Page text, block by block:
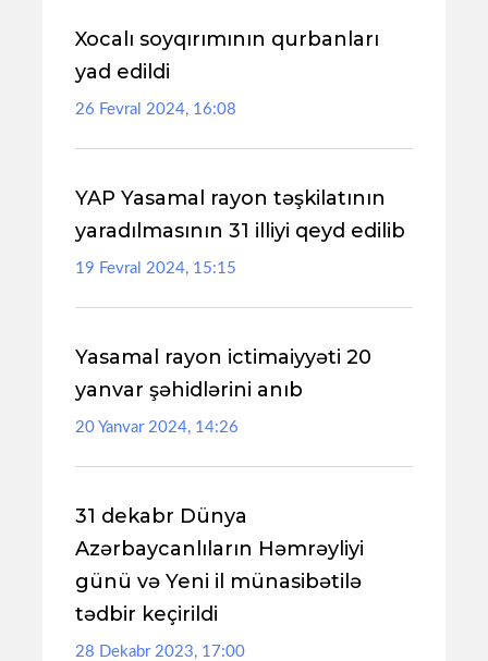
Xocalı soyqırımının qurbanları
yad edildi
26 Fevral 2024, 16:08
YAP Yasamal rayon təşkilatının
yaradılmasının 31 illiyi qeyd edilib
19 Fevral 2024, 15:15
Yasamal rayon ictimaiyyəti 20
yanvar şəhidlərini anıb
20 Yanvar 2024, 14:26
31 dekabr Dünya
Azərbaycanlıların Həmrəyliyi
günü və Yeni il münasibətilə
tədbir keçirildi
28 Dekabr 2023, 17:00